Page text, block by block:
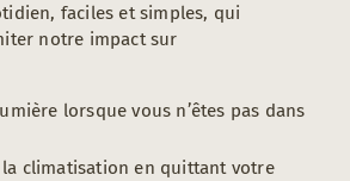
faciles et simples, qui
notre impact sur
lorsque vous n’êtes pas dans
la climatisation en quittant votre